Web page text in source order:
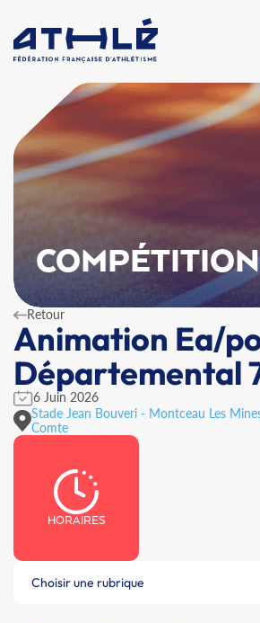
Retour
Animation Ea/
Départemental
6 Juin 2026
Stade Jean Bouveri - Montceau Les
Comte
HORAIRES
Choisir une rubrique